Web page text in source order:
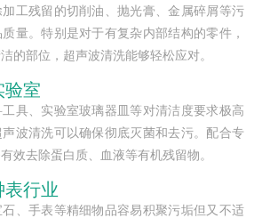
工残留的切削油、抛光膏、金属碎屑等污
量。特别是对于有复杂内部结构的零件，
的部位，超声波清洗能够轻松应对。
验室
具、实验室玻璃器皿等对清洁度要求极高
波清洗可以确保彻底灭菌和去污。配合专
效去除蛋白质、血液等有机残留物。
表行业
、手表等精细物品容易积聚污垢但又不适